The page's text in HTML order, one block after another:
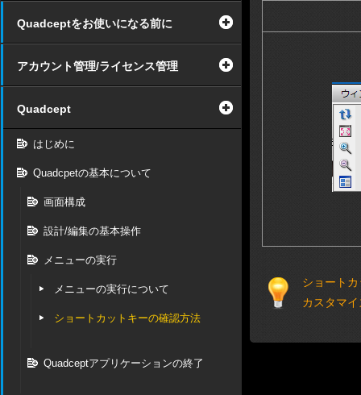
Quadceptをお使いになる前に
アカウント管理/ライセンス管理
Quadcept
はじめに
Quadcpetの基本について
画面構成
設計/編集の基本操作
メニューの実行
メニューの実行について
ショートカットキーの確認方法
Quadceptアプリケーションの終了
ショート
カスタマ